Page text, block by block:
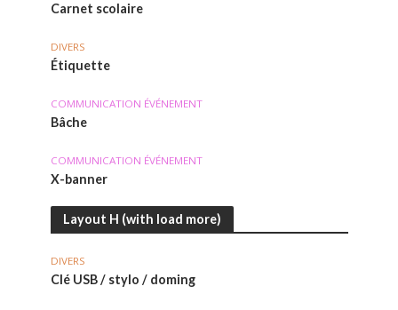
Carnet scolaire
DIVERS
Étiquette
COMMUNICATION ÉVÉNEMENT
Bâche
COMMUNICATION ÉVÉNEMENT
X-banner
Layout H (with load more)
DIVERS
Clé USB / stylo / doming